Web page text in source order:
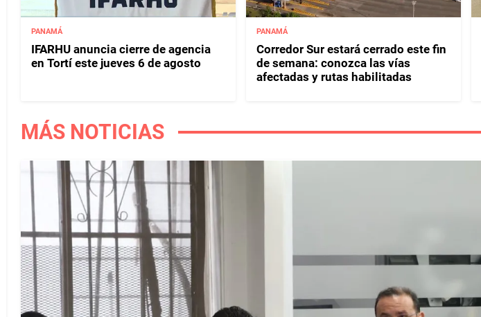
PANAMÁ
IFARHU anuncia cierre de agencia
en Tortí este jueves 6 de agosto
PANAMÁ
Corredor Sur estará cerrado este fin
de semana: conozca las vías
afectadas y rutas habilitadas
MÁS NOTICIAS